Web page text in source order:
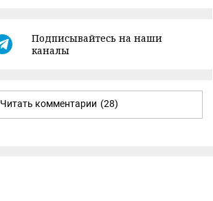
Подписывайтесь на наши
каналы
Читать комментарии (28)